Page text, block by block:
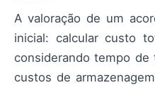
A valoração de um
inicial: calcular custo
considerando tempo de
custos de